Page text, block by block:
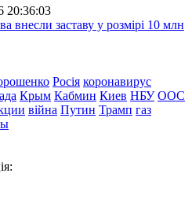
20:36:03
внесли заставу у розмірі 10 млн
Росія коронавирус
Крым Кабмин Киев НБУ ООС
війна Путин Трамп газ